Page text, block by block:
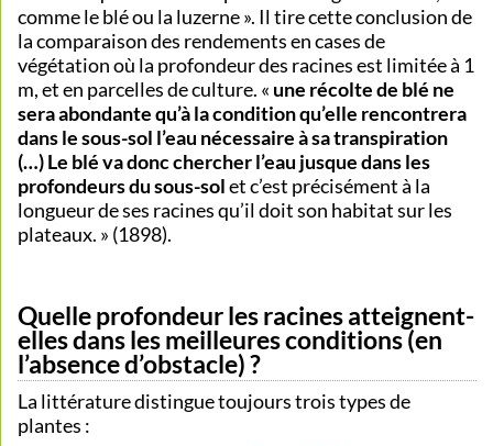
comme le blé ou la luzerne ». Il tire cette conclusion de
la comparaison des rendements en cases de
végétation où la profondeur des racines est limitée à 1
m, et en parcelles de culture. « une récolte de blé ne
sera abondante qu’à la condition qu’elle rencontrera
dans le sous-sol l’eau nécessaire à sa transpiration
(…) Le blé va donc chercher l’eau jusque dans les
profondeurs du sous-solet c’est précisément à la
longueur de ses racines qu’il doit son habitat sur les
plateaux. » (1898).
Quelle profondeur les racines atteignent-
elles dans les meilleures conditions (en
l’absence d’obstacle) ?
La littérature distingue toujours trois types de
plantes :